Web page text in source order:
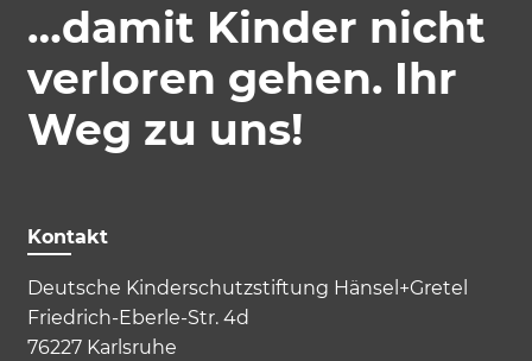
…damit Kinder nicht
verloren gehen. Ihr
Weg zu uns!
Kontakt
Deutsche Kinderschutzstiftung Hänsel+Gretel
Friedrich-Eberle-Str. 4d
76227 Karlsruhe